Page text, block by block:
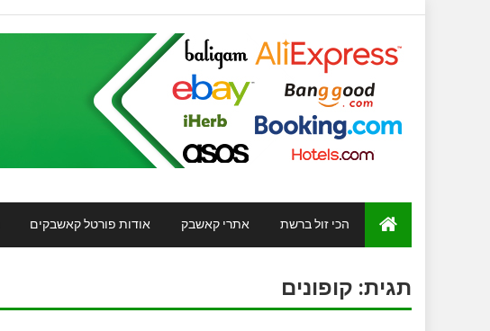
אודות פורטל קאשבקים אתרי קאשבק הכי זול ברשת
תגית: קופונים